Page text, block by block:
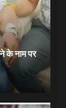
के नाम पर